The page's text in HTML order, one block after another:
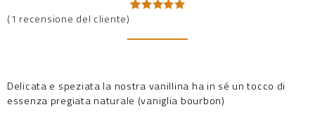
su base
(1 recensione del cliente)
Delicata e speziata la nostra vanillina ha in sé un tocco di
essenza pregiata naturale (vaniglia bourbon)